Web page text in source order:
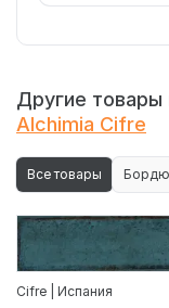
Другие товары
Alchimia Cifre
Все товары
Cifre | Испания